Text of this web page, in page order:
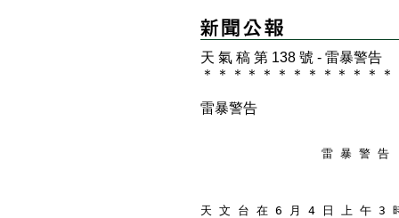
天 氣 稿 第 138 號 - 雷暴警告
＊
＊ ＊ ＊ ＊ ＊ ＊ ＊ ＊ ＊ ＊ ＊ ＊
雷暴警告
                 雷 暴 警 告
天 文 台 在 6 月 4 日 上 午 3